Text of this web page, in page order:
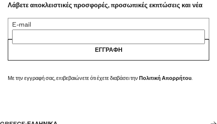
Λάβετε αποκλειστικές προσφορές, προσωπικές εκπτώσεις και νέα
E-mail
ΕΓΓΡΑΦΉ
Με την εγγραφή σας, επιβεβαιώνετε ότι έχετε διαβάσει την Πολιτική Απορρήτου.